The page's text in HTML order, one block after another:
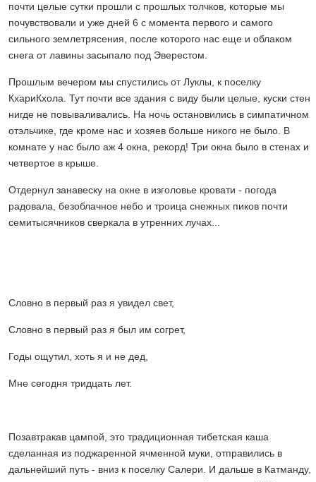
почти целые сутки прошли с прошлых толчков, которые мы
почувствовали и уже дней 6 с момента первого и самого
сильного землетрясения, после которого нас еще и облаком
снега от лавины засыпало под Эверестом.
Прошлым вечером мы спустились от Луклы, к поселку
КхариКхола. Тут почти все здания с виду были целые, куски стен
нигде не повываливались. На ночь остановились в симпатичном
отэльчике, где кроме нас и хозяев больше никого не было. В
комнате у нас было аж 4 окна, рекорд! Три окна было в стенах и
четвертое в крыше.
Отдернул занавеску на окне в изголовье кровати - погода
радовала, безоблачное небо и троица снежных пиков почти
семитысячников сверкала в утренних лучах...
Словно в первый раз я увидел свет,
Словно в первый раз я был им согрет,
Годы ощутил, хоть я и не дед,
Мне сегодня тридцать лет.
Позавтракав цампой, это традиционная тибетская каша
сделанная из поджаренной ячменной муки, отправились в
дальнейший путь - вниз к поселку Салери. И дальше в Катманду,